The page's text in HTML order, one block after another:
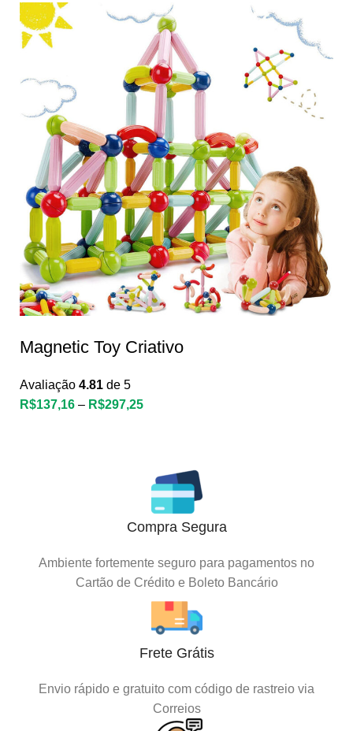
Magnetic Toy Criativo
Avaliação 4.81 de 5
R$137,16 – R$297,25
Compra Segura
Ambiente fortemente seguro para pagamentos no
Cartão de Crédito e Boleto Bancário
Frete Grátis
Envio rápido e gratuito com código de rastreio via
Correios